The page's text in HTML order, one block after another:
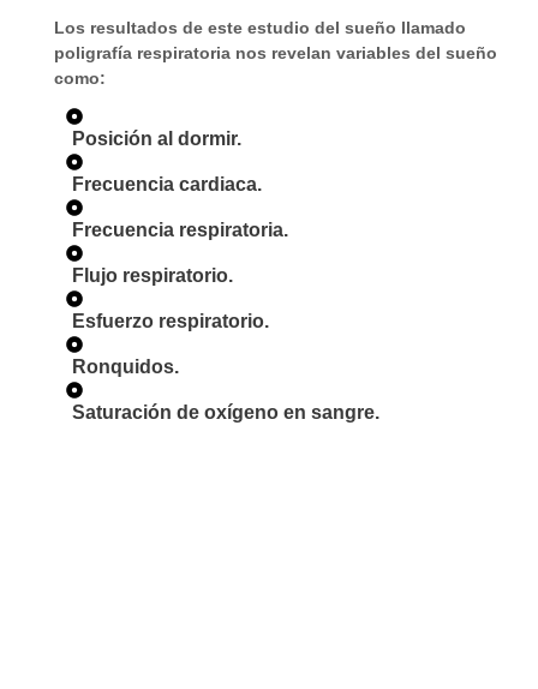
Los resultados de este estudio del sueño llamado
poligrafía respiratoria nos revelan variables del sueño
como:
Posición al dormir.
Frecuencia cardiaca.
Frecuencia respiratoria.
Flujo respiratorio.
Esfuerzo respiratorio.
Ronquidos.
Saturación de oxígeno en sangre.